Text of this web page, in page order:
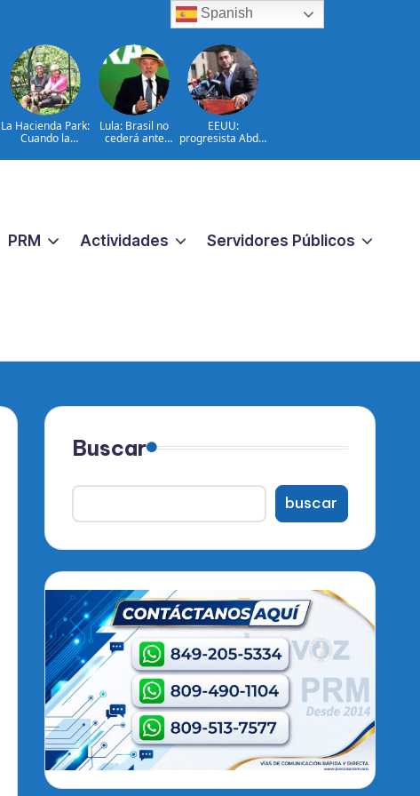
La Hacienda Park:
Cuando la
la historia del
Lula: Brasil no
cederá ante
extranjeras
EEUU:
progresista Abdul
primarias en
PRM Actividades Servidores Públicos
Buscar
buscar
Spanish